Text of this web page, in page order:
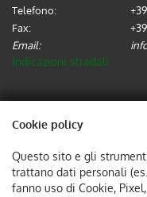
Telefono:
Fax:
Email:
Indicazioni stradali
Dati fiscali:
IMPEX TRADE SRL
Via Alois Kuperion, 2-4,
C.F/P.IVA: 02737570214
Registro delle imprese:BZ
Cookie policy
Questo sito e gli
trattano dati personali
fanno uso di Cookie,